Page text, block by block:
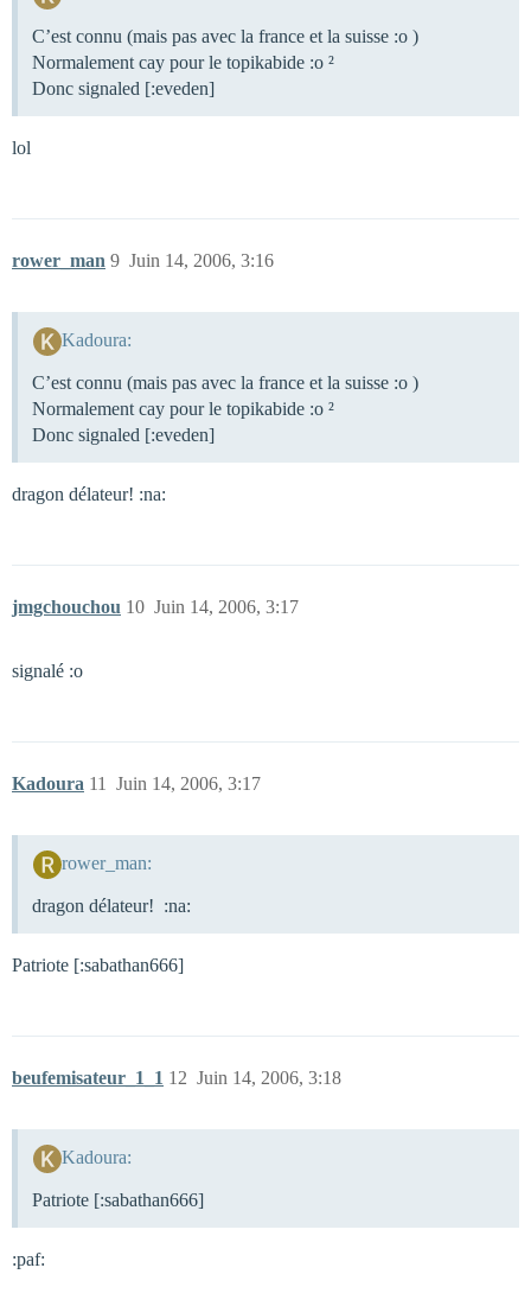
C’est connu (mais pas avec la france et la suisse :o )
Normalement cay pour le topikabide :o ²
Donc signaled [:eveden]
lol
rower_man Juin 14, 2006, 3:16
9
Kadoura:
C’est connu (mais pas avec la france et la suisse :o )
Normalement cay pour le topikabide :o ²
Donc signaled [:eveden]
dragon délateur! :na:
jmgchouchou Juin 14, 2006, 3:17
10
signalé :o
Kadoura Juin 14, 2006, 3:17
11
rower_man:
dragon délateur! :na:
Patriote [:sabathan666]
beufemisateur_1_1 Juin 14, 2006, 3:18
12
Kadoura:
Patriote [:sabathan666]
:paf: